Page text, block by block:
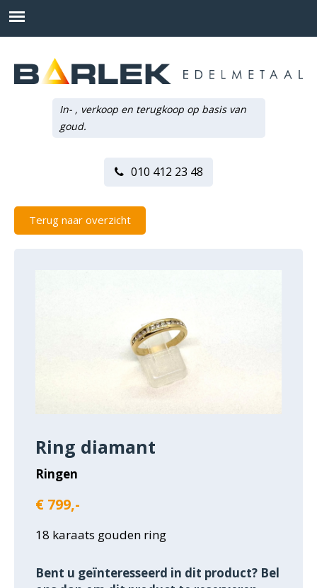
In- , verkoop en terugkoop op basis van
goud.
010 412 23 48
Terug naar overzicht
Ring diamant
Ringen
€ 799,-
18 karaats gouden ring
Bent u geïnteresseerd in dit product? Bel